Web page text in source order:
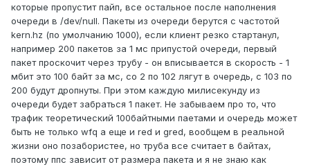
которые пропустит пайп, все остальное после наполнения
очереди в /dev/null. Пакеты из очереди берутся с частотой
kern.hz (по умолчанию 1000), если клиент резко стартанул,
например 200 пакетов за 1 мс припустой очереди, первый
пакет проскочит через трубу - он вписывается в скорость - 1
мбит это 100 байт за мс, со 2 по 102 лягут в очередь, с 103 по
200 будут дропнуты. При этом каждую милисекунду из
очереди будет забраться 1 пакет. Не забываем про то, что
трафик теоретический 100байтными паетами и очередь может
быть не только wfq а еще и red и gred, вообщем в реальной
жизни оно позабористее, но труба все считает в байтах,
поэтому ппс зависит от размера пакета и я не знаю как